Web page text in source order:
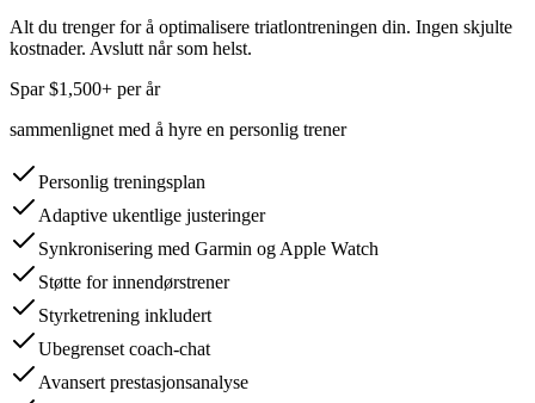
Alt du trenger for å optimalisere triatlontreningen din. Ingen skjulte
kostnader. Avslutt når som helst.
Spar $1,500+ per år
sammenlignet med å hyre en personlig trener
Personlig treningsplan
Adaptive ukentlige justeringer
Synkronisering med Garmin og Apple Watch
Støtte for innendørstrener
Styrketrening inkludert
Ubegrenset coach-chat
Avansert prestasjonsanalyse